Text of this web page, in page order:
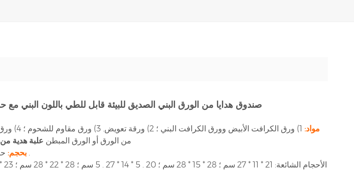
صندوق هدايا من الورق البني الصديق للبيئة قابل للطي باللون البني مع
مواد:
من الورق أو الورق المبطن علبة هدية من
بحجم:حسب الطلب , أحجام المخزون المتاحة .